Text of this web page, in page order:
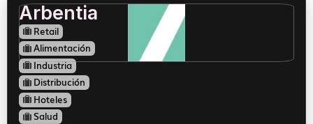
Arbentia
Retail
Alimentación
Industria
Distribución
Hoteles
Salud